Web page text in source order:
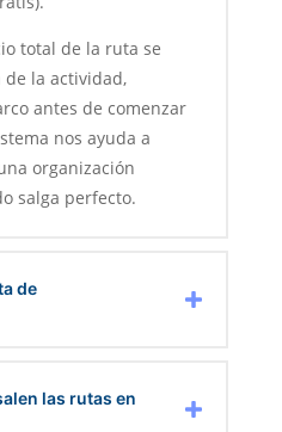
total de la ruta se
la actividad,
antes de comenzar
nos ayuda a
organización
salga perfecto.
de
las rutas en